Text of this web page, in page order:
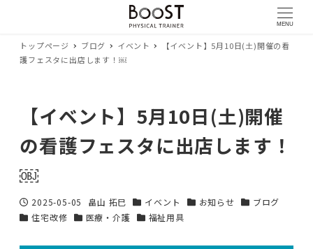
MENU
トップページ ブログ イベント
【イベント】5月10日(土)開催の看
護フェスタに出店します！￼
【イベント】5月10日(土)開催
の看護フェスタに出店します！
￼
投稿日
2025-05-05
著
者
畠山 拓巳
カテゴリー
イベント
カテゴリー
お知らせ
カテゴリー
ブログ
カテゴリー
住宅改修
カテゴリー
医療・介護
カテゴリー
福祉用具